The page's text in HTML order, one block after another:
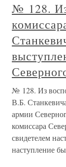
№ 128.
№ 128. Из
В.Б.
армии
комиссара
свидетелем
наступление